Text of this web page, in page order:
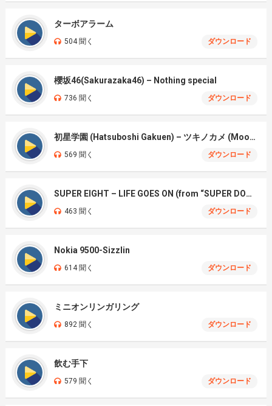
ターボアラーム
504 聞く ダウンロード
櫻坂46(Sakurazaka46) – Nothing special
736 聞く ダウンロード
初星学園 (Hatsuboshi Gakuen) – ツキノカメ (Moon Turtle)
569 聞く ダウンロード
SUPER EIGHT – LIFE GOES ON (from “SUPER DOME TOUR 二十祭”)
463 聞く ダウンロード
Nokia 9500-Sizzlin
614 聞く ダウンロード
ミニオンリンガリング
892 聞く ダウンロード
飲む手下
579 聞く ダウンロード